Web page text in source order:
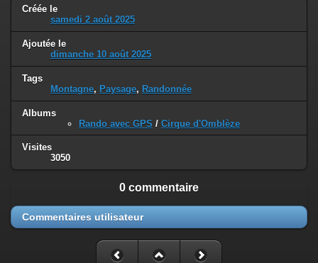
Créée le
samedi 2 août 2025
Ajoutée le
dimanche 10 août 2025
Tags
Montagne, Paysage, Randonnée
Albums
Rando avec GPS / Cirque d'Omblèze
Visites
3050
0 commentaire
Commentaires utilisateur